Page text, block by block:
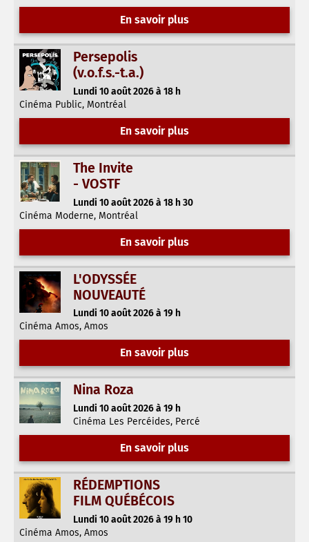
En savoir plus
Persepolis
(v.o.f.s.-t.a.)
Lundi 10 août 2026 à 18 h
Cinéma Public, Montréal
En savoir plus
The Invite
- VOSTF
Lundi 10 août 2026 à 18 h 30
Cinéma Moderne, Montréal
En savoir plus
L'ODYSSÉE
NOUVEAUTÉ
Lundi 10 août 2026 à 19 h
Cinéma Amos, Amos
En savoir plus
Nina Roza
Lundi 10 août 2026 à 19 h
Cinéma Les Percéides, Percé
En savoir plus
RÉDEMPTIONS
FILM QUÉBÉCOIS
Lundi 10 août 2026 à 19 h 10
Cinéma Amos, Amos